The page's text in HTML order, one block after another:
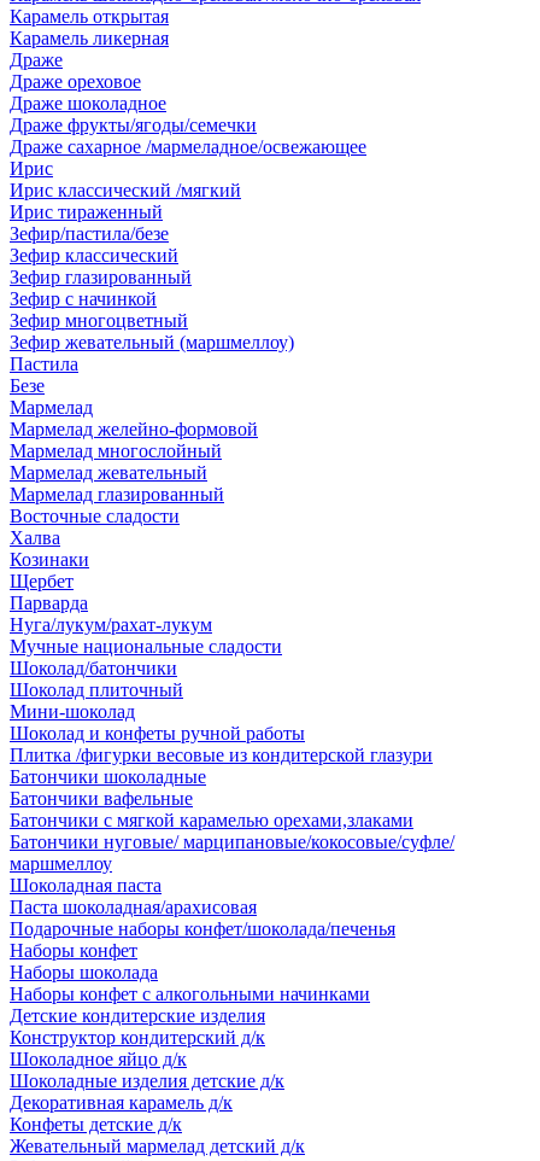
Карамель открытая
Карамель ликерная
Драже
Драже ореховое
Драже шоколадное
Драже фрукты/ягоды/семечки
Драже сахарное /мармеладное/освежающее
Ирис
Ирис классический /мягкий
Ирис тираженный
Зефир/пастила/безе
Зефир классический
Зефир глазированный
Зефир с начинкой
Зефир многоцветный
Зефир жевательный (маршмеллоу)
Пастила
Безе
Мармелад
Мармелад желейно-формовой
Мармелад многослойный
Мармелад жевательный
Мармелад глазированный
Восточные сладости
Халва
Козинаки
Щербет
Парварда
Нуга/лукум/рахат-лукум
Мучные национальные сладости
Шоколад/батончики
Шоколад плиточный
Мини-шоколад
Шоколад и конфеты ручной работы
Плитка /фигурки весовые из кондитерской глазури
Батончики шоколадные
Батончики вафельные
Батончики с мягкой карамелью орехами,злаками
Батончики нуговые/ марципановые/кокосовые/суфле/
маршмеллоу
Шоколадная паста
Паста шоколадная/арахисовая
Подарочные наборы конфет/шоколада/печенья
Наборы конфет
Наборы шоколада
Наборы конфет с алкогольными начинками
Детские кондитерские изделия
Конструктор кондитерский д/к
Шоколадное яйцо д/к
Шоколадные изделия детские д/к
Декоративная карамель д/к
Конфеты детские д/к
Жевательный мармелад детский д/к